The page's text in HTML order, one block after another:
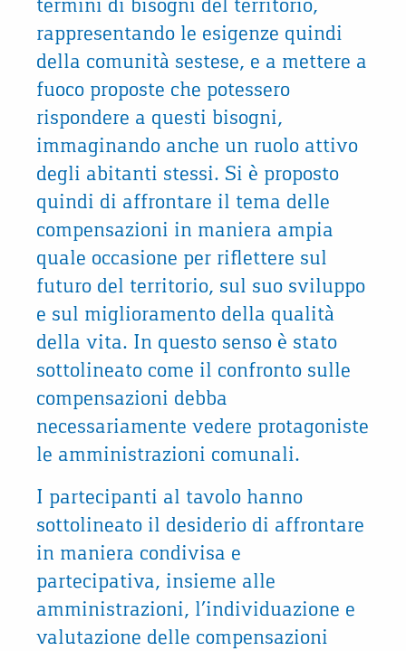
rappresentando le esigenze quindi
della comunità sestese, e a mettere a
fuoco proposte che potessero
rispondere a questi bisogni,
immaginando anche un ruolo attivo
degli abitanti stessi. Si è proposto
quindi di affrontare il tema delle
compensazioni in maniera ampia
quale occasione per riflettere sul
futuro del territorio, sul suo sviluppo
e sul miglioramento della qualità
della vita. In questo senso è stato
sottolineato come il confronto sulle
compensazioni debba
necessariamente vedere protagoniste
le amministrazioni comunali.
I partecipanti al tavolo hanno
sottolineato il desiderio di affrontare
in maniera condivisa e
partecipativa, insieme alle
amministrazioni, l’individuazione e
valutazione delle compensazioni